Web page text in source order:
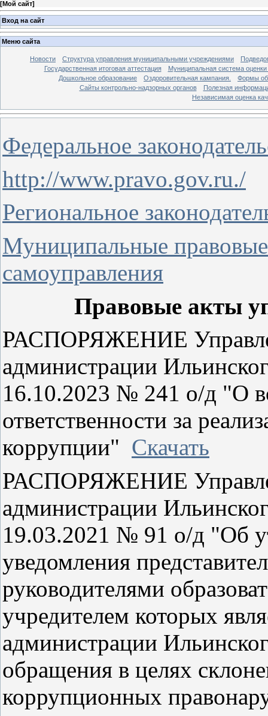
[Мой сайт]
Вход на сайт
Меню сайта
Новости Структура управления муниципальными учреждениями
Государственная итоговая аттестация
Муниципальная система оценки
Дошкольное образование
Оздоровительная кампания.
Формы
Сайты контрольно-надзорных органов
Полезная
Независимая оценка
Федеральное
http://www.pravo.gov.ru./
Региональное
Муниципальные
самоуправления
Правовые акты
РАСПОРЯЖЕНИЕ
администрации
16.10.2023 № 241 о/д "О
ответственности за
коррупции" Скачать
РАСПОРЯЖЕНИЕ
администрации
19.03.2021 № 91 о/д "Об
уведомления
руководителями
учредителем которых
администрации
обращения в целях
коррупционных